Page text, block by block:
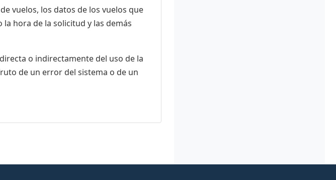
vuelos, los datos de los vuelos que
hora de la solicitud y las demás
o indirectamente del uso de la
de un error del sistema o de un